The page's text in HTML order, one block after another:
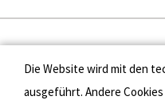
Die Website wird mit den
ausgeführt. Andere